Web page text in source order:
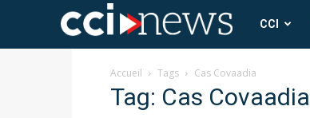
CCI
News
CCI
Accueil Tags Cas Covaadia
Tag: Cas Covaadia